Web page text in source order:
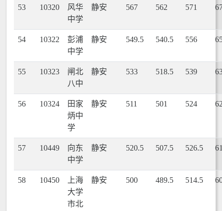
53 10320
风华
中学
静安 567 562 571
54 10322
彭浦
中学
静安 549.5 540.5 556
55 10323
闸北
八中
静安 533 518.5 539
56 10324
田家
炳中
学
静安 511 501 524
57 10449
向东
中学
静安 520.5 507.5 526.5
58 10450
上海
大学
市北
静安 500 489.5 514.5